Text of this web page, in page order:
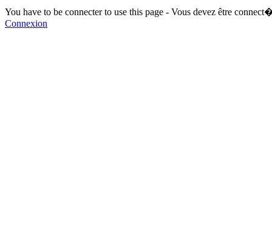
You have to be connecter to use this page - Vous devez être
Connexion